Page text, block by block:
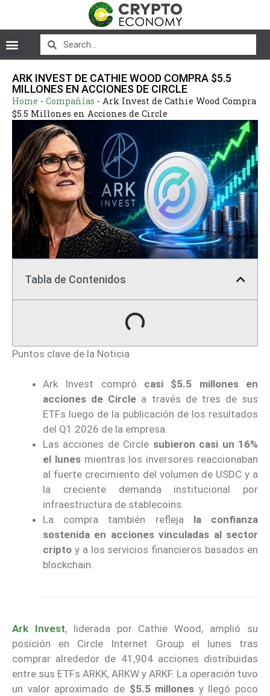
ARK INVEST DE CATHIE WOOD COMPRA $5.5
MILLONES EN ACCIONES DE CIRCLE
Home - Compañías - Ark Invest de Cathie Wood Compra
$5.5 Millones en Acciones de Circle
Tabla de Contenidos
Puntos clave de la Noticia
Ark Invest compró casi $5.5 millones en
acciones de Circle a través de tres de sus
ETFs luego de la publicación de los resultados
del Q1 2026 de la empresa.
Las acciones de Circle subieron casi un 16%
el lunesmientras los inversores reaccionaban
al fuerte crecimiento del volumen de USDC y a
la creciente demanda institucional por
infraestructura de stablecoins.
La compra también refleja la confianza
sostenida en acciones vinculadas al sector
cripto y a los servicios financieros basados en
blockchain.
Ark Invest, liderada por Cathie Wood, amplió su
posición en Circle Internet Group el lunes tras
comprar alrededor de 41,904 acciones distribuidas
entre sus ETFs ARKK, ARKW y ARKF. La operación tuvo
un valor aproximado de $5.5 millones y llegó poco